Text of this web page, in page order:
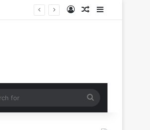
Log InRandom Article
Sidebar
for